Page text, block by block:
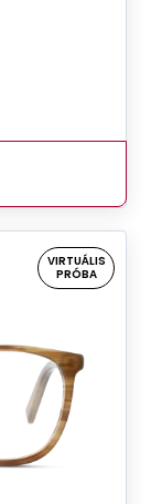
VIRTUÁLIS
PRÓBA